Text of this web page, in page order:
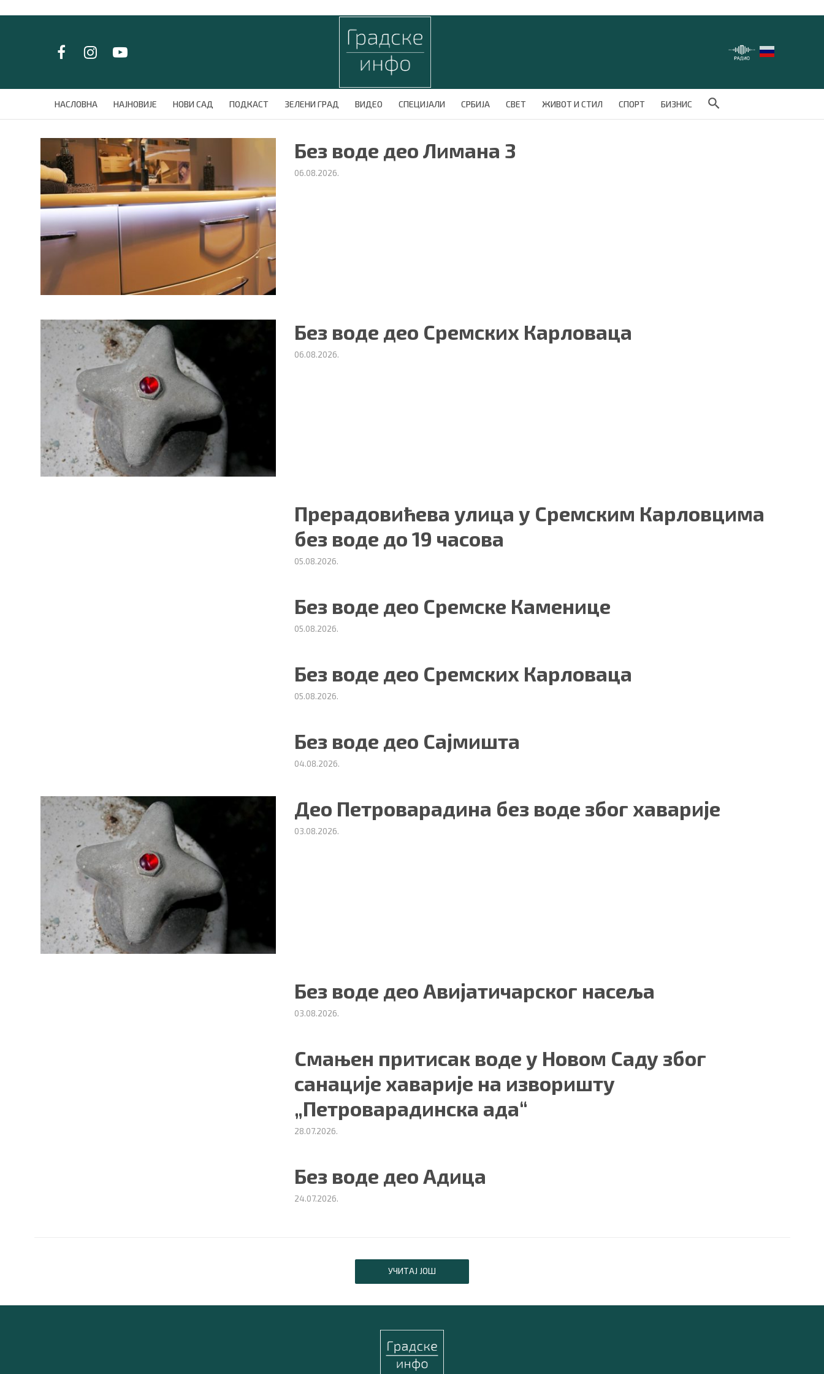
НАСЛОВНА НАЈНОВИЈЕ НОВИ САД ПОДКАСТ ЗЕЛЕНИ ГРАД ВИДЕО СПЕЦИЈАЛИ СРБИЈА СВЕТ ЖИВОТ И СТИЛ СПОРТ БИЗНИС
Search Button
Без воде део Лимана 3
06.08.2026.
Без воде део Сремских Карловаца
06.08.2026.
Прерадовићева улица у Сремским Карловцима
без воде до 19 часова
05.08.2026.
Без воде део Сремске Каменице
05.08.2026.
Без воде део Сремских Карловаца
05.08.2026.
Без воде део Сајмишта
04.08.2026.
Део Петроварадина без воде због хаварије
03.08.2026.
Без воде део Авијатичарског насеља
03.08.2026.
Смањен притисак воде у Новом Саду због
санације хаварије на изворишту
„Петроварадинска ада“
28.07.2026.
Без воде део Адица
24.07.2026.
УЧИТАЈ ЈОШ
НАСЛОВНА
НАЈНОВИЈЕ
НОВИ САД
ЗЕЛЕНИ ГРАД
СПЕЦИЈАЛИ
redakcija@gradskeinfo.rs
ПРАТИТЕ НАС
Маркетинг |Услови коришћења | Политика приватности